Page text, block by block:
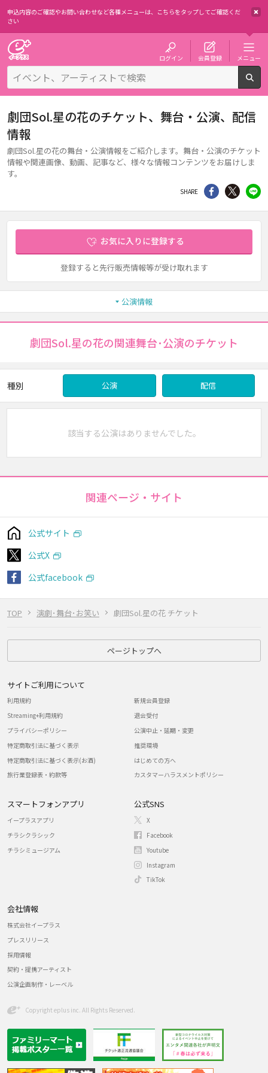
申込内容のご確認やお問い合わせなど各種メニューは、 こちらをタップしてご確認くだ
さい
ログイン 会員登録 メニュー
TOP 演劇･舞台･お笑い 劇団Sol.星の花 チケット
劇団Sol.星の花のチケット、舞台・公演、配信
情報
劇団Sol.星の花の舞台・公演情報をご紹介します。舞台・公演のチケット
情報や関連画像、動画、記事など、様々な情報コンテンツをお届けしま
す。
SHARE シェア Twitter
お気に入りに登録する
登録すると先行販売情報等が受け取れます
公演情報
劇団Sol.星の花の関連舞台･公演のチケット
種別 公演 配信
該当する公演はありませんでした。
関連ページ・サイト
公式サイト
公式X
公式facebook
ページトップへ
サイトご利用について
利用規約
Streaming+利用規約
プライバシーポリシー
特定商取引法に基づく表示
特定商取引法に基づく表示(お酒)
旅行業登録表・約款等
新規会員登録
退会受付
公演中止・延期・変更
推奨環境
はじめての方へ
カスタマーハラスメントポリシー
スマートフォンアプリ
イープラスアプリ
チラシクラシック
チラシミュージアム
公式SNS
X
Facebook
Youtube
Instagram
TikTok
会社情報
株式会社イープラス
プレスリリース
採用情報
契約・提携アーティスト
公演企画制作・レーベル
Copyright eplus inc. All Rights Reserved.